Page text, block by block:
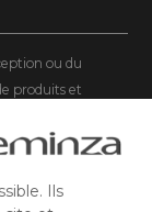
ou du
produits et
passée avant
de port. Offre